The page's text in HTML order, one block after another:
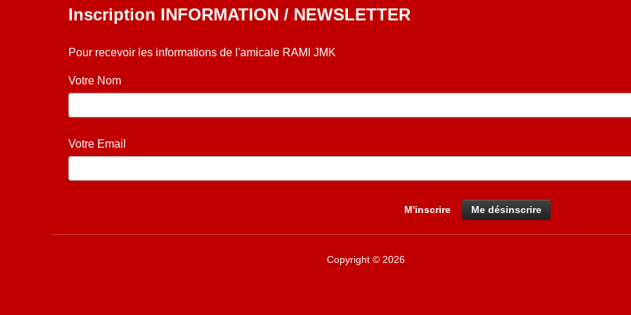
Inscription INFORMATION / NEWSLETTER
Pour recevoir les informations de l'amicale RAMI JMK
Votre Nom
Votre Email
Copyright © 2026